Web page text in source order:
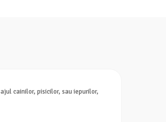
cainilor, pisicilor, sau iepurilor,